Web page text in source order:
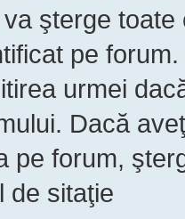
şterge
pe
urmei
Dacă
pe forum,
de sitaţie